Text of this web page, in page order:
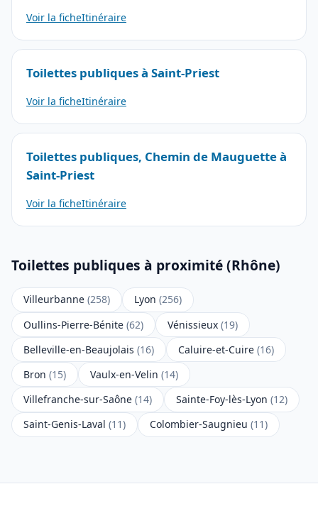
Voir la ficheItinéraire
Toilettes publiques à Saint-Priest
Voir la ficheItinéraire
Toilettes publiques, Chemin de Mauguette à
Saint-Priest
Voir la ficheItinéraire
Toilettes publiques à proximité (Rhône)
Villeurbanne (258) Lyon (256)
Oullins-Pierre-Bénite (62) Vénissieux (19)
Belleville-en-Beaujolais (16) Caluire-et-Cuire (16)
Bron (15) Vaulx-en-Velin (14)
Villefranche-sur-Saône (14) Sainte-Foy-lès-Lyon (12)
Saint-Genis-Laval (11) Colombier-Saugnieu (11)